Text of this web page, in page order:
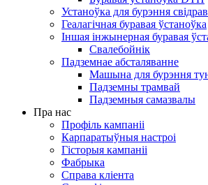
Устаноўка для бурэння
Геалагічная буравая ўстаноўка
Іншая інжынерная буравая
Свалебойнік
Падземнае абсталяванне
Машына для бурэння
Падземны трамвай
Падземныя самазвалы
Пра нас
Профіль кампаніі
Карпаратыўныя настроі
Гісторыя кампаніі
Фабрыка
Справа кліента